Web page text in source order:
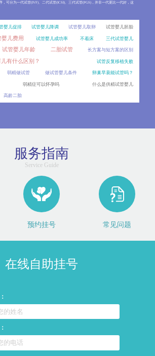
个周期做1次和做2次，成功率差别大吗？
很多准备做人工授精的患者都会问，一个周期内到底能做几次操作？周期次数的常规范围、影响因素，同时分
多久？冻胚移植的时间成本比鲜胚高多少？
，可分为一代试管(IVF)、二代试管(ICSI)、三代试管(PGS)，并非一代更比一代好，这
婴儿促排 试管婴儿降调 试管婴儿取卵 试管婴儿胚胎
婴儿费用 试管婴儿成功率 不着床 三代试管婴儿
试管婴儿年龄 二胎试管 长方案与短方案的区别
有什么区别？ 试管反复移植失败
弱精做试管 做试管婴儿条件 卵巢早衰能试管吗？
弱精症可以怀孕吗 什么是供精试管婴儿
高龄二胎
服务指南
Service Guide
预约挂号 常见问题
在线自助挂号